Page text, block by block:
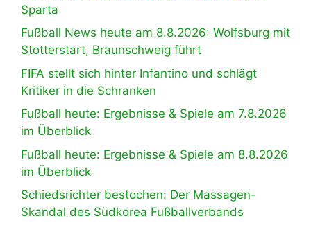
Sparta
Fußball News heute am 8.8.2026: Wolfsburg mit
Stotterstart, Braunschweig führt
FIFA stellt sich hinter Infantino und schlägt
Kritiker in die Schranken
Fußball heute: Ergebnisse & Spiele am 7.8.2026
im Überblick
Fußball heute: Ergebnisse & Spiele am 8.8.2026
im Überblick
Schiedsrichter bestochen: Der Massagen-
Skandal des Südkorea Fußballverbands